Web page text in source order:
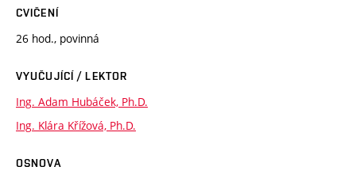
CVIČENÍ
26 hod., povinná
VYUČUJÍCÍ / LEKTOR
Ing. Adam Hubáček, Ph.D.
Ing. Klára Křížová, Ph.D.
OSNOVA